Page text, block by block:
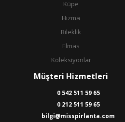
Küpe
Hızma
Bileklik
Elmas
Koleksiyonlar
Müşteri Hizmetleri
0 542 511 59 65
0 212 511 59 65
bilgi@misspirlanta.com